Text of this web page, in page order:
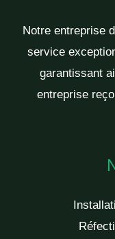
Notre entreprise
service
garantissant
entreprise